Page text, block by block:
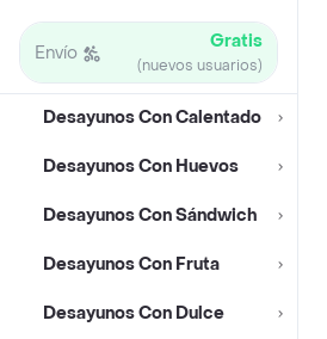
Envío Gratis
(nuevos usuarios)
Desayunos Con Calentado
Desayunos Con Huevos
Desayunos Con Sándwich
Desayunos Con Fruta
Desayunos Con Dulce